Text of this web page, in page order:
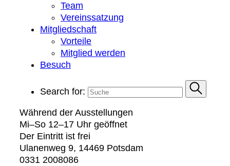
Team
Vereinssatzung
Mitgliedschaft
Vorteile
Mitglied werden
Besuch
Search for:
Während der Ausstellungen
Mi–So 12–17 Uhr geöffnet
Der Eintritt ist frei
Ulanenweg 9, 14469 Potsdam
0331 2008086